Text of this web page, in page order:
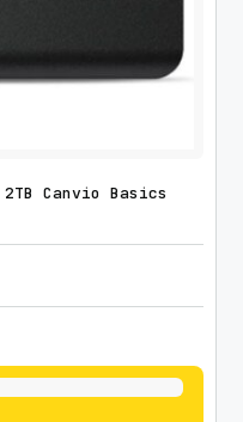
Canvio Basics